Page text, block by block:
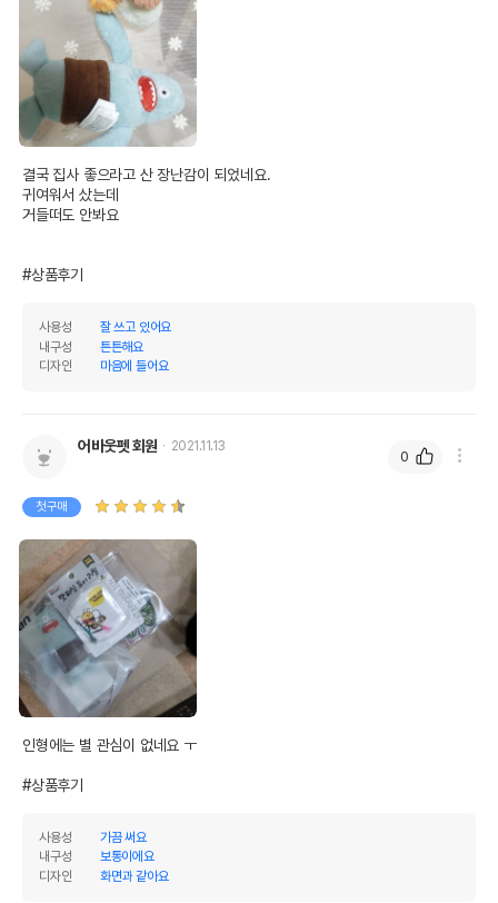
결국 집사 좋으라고 산 장난감이 되었네요.
귀여워서 샀는데
거들떠도 안봐요
#상품후기
사용성
잘 쓰고 있어요
내구성
튼튼해요
디자인
마음에 들어요
어바웃펫 회원 2021.11.13
첫구매
인형에는 별 관심이 없네요 ㅜ
#상품후기
사용성
가끔 써요
내구성
보통이에요
디자인
화면과 같아요
0